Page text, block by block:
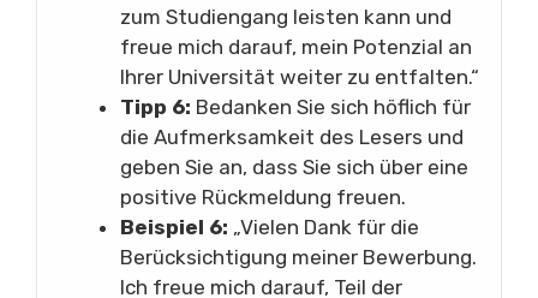
zum Studiengang leisten kann und
freue mich darauf, mein Potenzial an
Ihrer Universität weiter zu entfalten.“
Tipp 6: Bedanken Sie sich höflich für
die Aufmerksamkeit des Lesers und
geben Sie an, dass Sie sich über eine
positive Rückmeldung freuen.
Beispiel 6: „Vielen Dank für die
Berücksichtigung meiner Bewerbung.
Ich freue mich darauf, Teil der